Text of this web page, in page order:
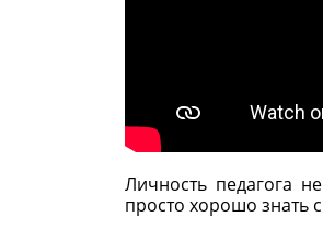
Личность педагога
просто хорошо знать